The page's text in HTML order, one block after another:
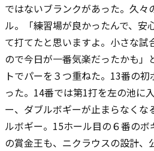
ではないブランクがあった。久々
ル。「練習場が良かったんで、安
て打てたと思いますよ。小さな試
ので今日が一番気楽だったかも」
トでパーを３つ重ねた。13番の
った。14番では第1打を左の池に
ー、ダブルボギーが止まらなく
ルボギー。15ホール目の６番の
の賞金王も、ニクラウスの設計、